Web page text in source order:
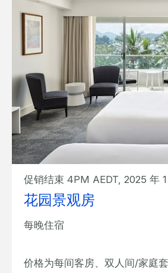
促销结束 4PM AEDT, 2025 年
花园景观房
每晚住宿
价格为每间客房、双人间/家庭